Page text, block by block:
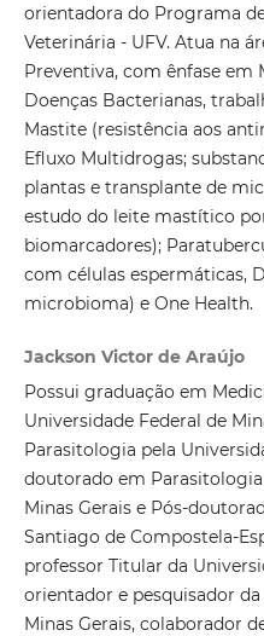
orientadora do Programa
Veterinária - UFV. Atua na
Preventiva, com ênfase
Doenças Bacterianas,
Mastite (resistência aos
Efluxo Multidrogas;
plantas e transplante de
estudo do leite mastítico
biomarcadores);
com células espermáticas,
microbioma) e One Health.
Jackson Victor de Araújo
Possui graduação em
Universidade Federal de
Parasitologia pela
doutorado em
Minas Gerais e Pós-
Santiago de Compostela-
professor Titular da
orientador e pesquisador
Minas Gerais, colaborador